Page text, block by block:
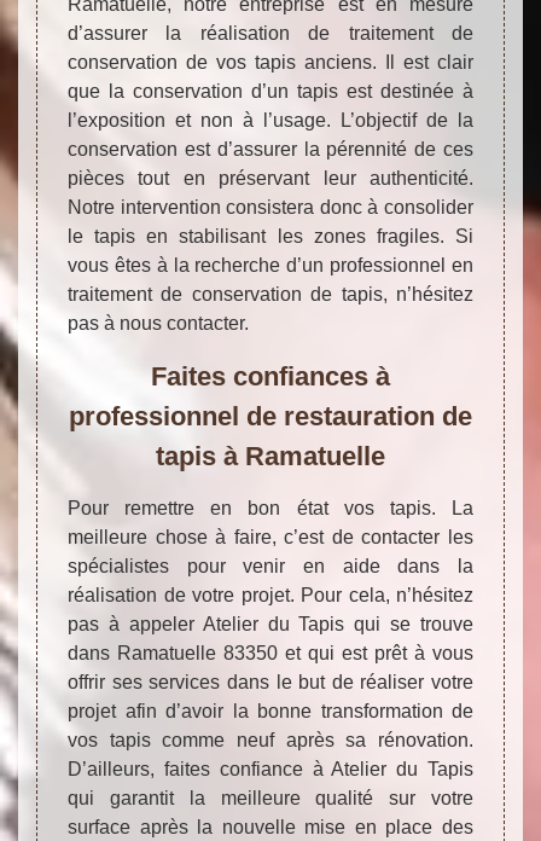
d’assurer la réalisation de traitement de
conservation de vos tapis anciens. Il est clair
que la conservation d’un tapis est destinée à
l’exposition et non à l’usage. L’objectif de la
conservation est d’assurer la pérennité de ces
pièces tout en préservant leur authenticité.
Notre intervention consistera donc à consolider
le tapis en stabilisant les zones fragiles. Si
vous êtes à la recherche d’un professionnel en
traitement de conservation de tapis, n’hésitez
pas à nous contacter.
Faites confiances à
professionnel de restauration de
tapis à Ramatuelle
Pour remettre en bon état vos tapis. La
meilleure chose à faire, c’est de contacter les
spécialistes pour venir en aide dans la
réalisation de votre projet. Pour cela, n’hésitez
pas à appeler Atelier du Tapis qui se trouve
dans Ramatuelle 83350 et qui est prêt à vous
offrir ses services dans le but de réaliser votre
projet afin d’avoir la bonne transformation de
vos tapis comme neuf après sa rénovation.
D’ailleurs, faites confiance à Atelier du Tapis
qui garantit la meilleure qualité sur votre
surface après la nouvelle mise en place des